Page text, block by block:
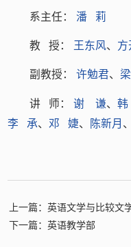
系主任： 潘 莉
教 授： 王东风、 方
副教授： 许勉君、
讲 师： 谢 谦、
李 承、 邓 婕、 陈新月 、
上一篇：英语文学与比较文
下一篇：英语教学部